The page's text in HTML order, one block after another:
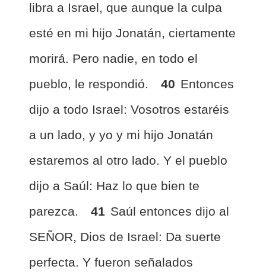
libra a Israel, que aunque la culpa
esté en mi hijo Jonatán, ciertamente
morirá. Pero nadie, en todo el
pueblo, le respondió.
40 Entonces
dijo a todo Israel: Vosotros estaréis
a un lado, y yo y mi hijo Jonatán
estaremos al otro lado. Y el pueblo
dijo a Saúl: Haz lo que bien te
parezca.
41 Saúl entonces dijo al
SEÑOR, Dios de Israel: Da suerte
perfecta. Y fueron señalados